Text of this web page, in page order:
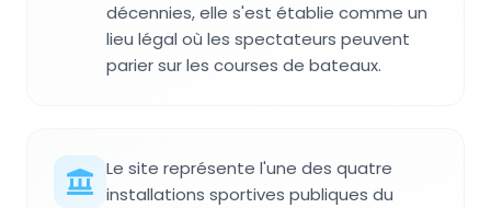
décennies, elle s'est établie comme un
lieu légal où les spectateurs peuvent
parier sur les courses de bateaux.
Le site représente l'une des quatre
installations sportives publiques du